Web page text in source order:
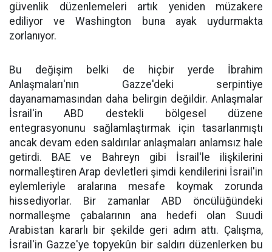
güvenlik düzenlemeleri artık yeniden müzakere
ediliyor ve Washington buna ayak uydurmakta
zorlanıyor.
Bu değişim belki de hiçbir yerde İbrahim
Anlaşmaları'nın Gazze'deki serpintiye
dayanamamasından daha belirgin değildir. Anlaşmalar
İsrail'in ABD destekli bölgesel düzene
entegrasyonunu sağlamlaştırmak için tasarlanmıştı
ancak devam eden saldırılar anlaşmaları anlamsız hale
getirdi. BAE ve Bahreyn gibi İsrail'le ilişkilerini
normalleştiren Arap devletleri şimdi kendilerini İsrail'in
eylemleriyle aralarına mesafe koymak zorunda
hissediyorlar. Bir zamanlar ABD öncülüğündeki
normalleşme çabalarının ana hedefi olan Suudi
Arabistan kararlı bir şekilde geri adım attı. Çalışma,
İsrail'in Gazze'ye topyekûn bir saldırı düzenlerken bu